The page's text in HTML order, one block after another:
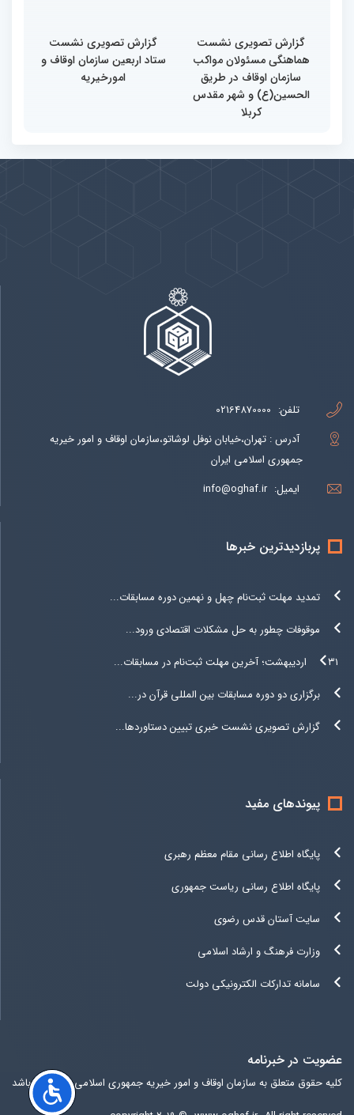
گزارش تصویری نشست
هماهنگی مسئولان مواکب
سازمان اوقاف در طریق
الحسین(ع) و شهر مقدس
کربلا
گزارش تصویری نشست
ستاد اربعین سازمان اوقاف و
امورخیریه
تلفن: 02164870000
آدرس : تهران،خیابان نوفل لوشاتو،سازمان اوقاف و امور خیریه
جمهوری اسلامی ایران
ایمیل: info@oghaf.ir
پربازدیدترین خبرها
تمدید مهلت ثبت‌نام چهل و نهمین دوره مسابقات...
موقوفات چطور به حل مشکلات اقتصادی ورود...
۳۱ اردیبهشت؛ آخرین مهلت ثبت‌نام در مسابقات...
برگزاری دو دوره مسابقات بین المللی قرآن در...
گزارش تصویری نشست خبری تبیین دستاوردها...
پیوندهای مفید
پایگاه اطلاع رسانی مقام معظم رهبری
پایگاه اطلاع رسانی ریاست جمهوری
سایت آستان قدس رضوی
وزارت فرهنگ و ارشاد اسلامی
سامانه تدارکات الکترونیکی دولت
عضویت در خبرنامه
کلیه حقوق متعلق به سازمان اوقاف و امور خیریه جمهوری اسلامی ایران می باشد